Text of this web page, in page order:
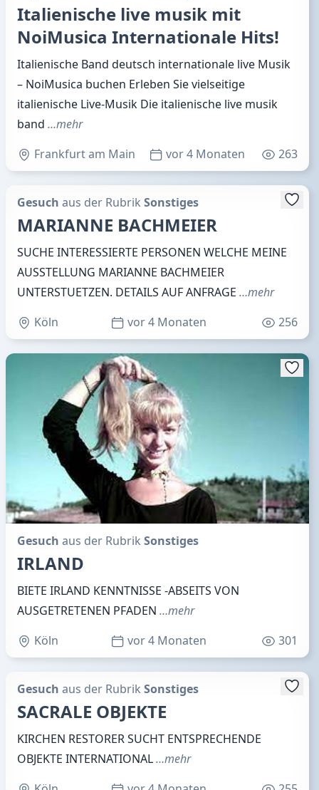
Italienische live musik mit
NoiMusica Internationale Hits!
Italienische Band deutsch internationale live Musik
– NoiMusica buchen Erleben Sie vielseitige
italienische Live-Musik Die italienische live musik
band …mehr
Frankfurt am Main
vor 4 Monaten 263
Gesuch aus der Rubrik Sonstiges
MARIANNE BACHMEIER
SUCHE INTERESSIERTE PERSONEN WELCHE MEINE
AUSSTELLUNG MARIANNE BACHMEIER
UNTERSTUETZEN. DETAILS AUF ANFRAGE …mehr
Köln
vor 4 Monaten 256
Gesuch aus der Rubrik Sonstiges
IRLAND
BIETE IRLAND KENNTNISSE -ABSEITS VON
AUSGETRETENEN PFADEN …mehr
Köln
vor 4 Monaten 301
Gesuch aus der Rubrik Sonstiges
SACRALE OBJEKTE
KIRCHEN RESTORER SUCHT ENTSPRECHENDE
OBJEKTE INTERNATIONAL…mehr